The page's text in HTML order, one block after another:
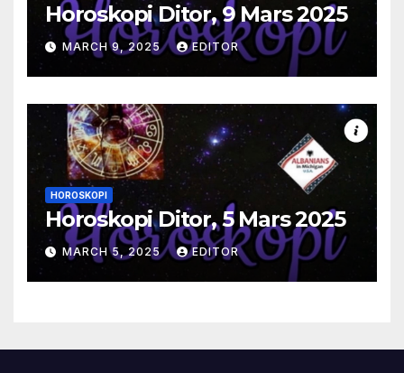
Horoskopi Ditor, 9 Mars 2025
MARCH 9, 2025 EDITOR
HOROSKOPI
Horoskopi Ditor, 5 Mars 2025
MARCH 5, 2025 EDITOR